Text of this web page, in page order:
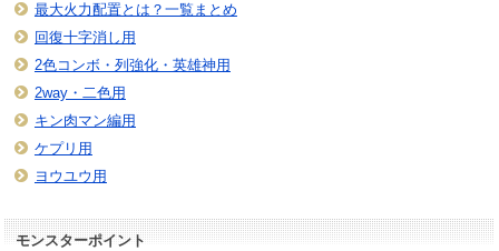
最大火力配置とは？一覧まとめ
回復十字消し用
2色コンボ・列強化・英雄神用
2way・二色用
キン肉マン編用
ケプリ用
ヨウユウ用
モンスターポイント